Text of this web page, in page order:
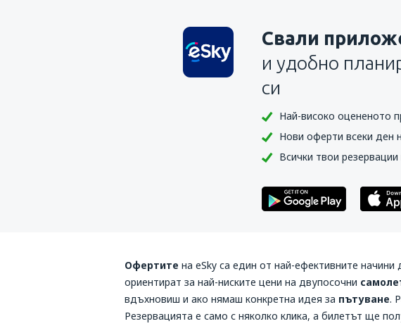
Свали
и удобно
си
Най-високо оцененото
Нови оферти всеки ден
Всички твои
Офертите на eSky са един от най-ефективните начини
ориентират за най-ниските цени на двупосочни
вдъхновиш и ако нямаш конкретна идея за пътуване.
Резервацията е само с няколко клика, а билетът ще